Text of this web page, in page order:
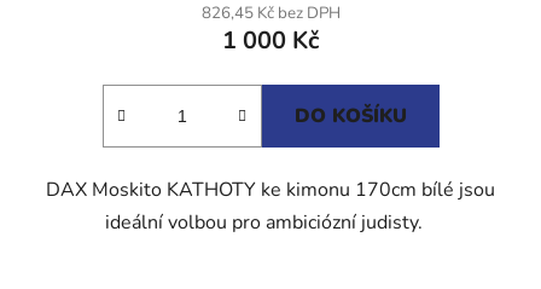
826,45 Kč bez DPH
1 000 Kč
DO KOŠÍKU
DAX Moskito KATHOTY ke kimonu 170cm bílé jsou
ideální volbou pro ambiciózní judisty.